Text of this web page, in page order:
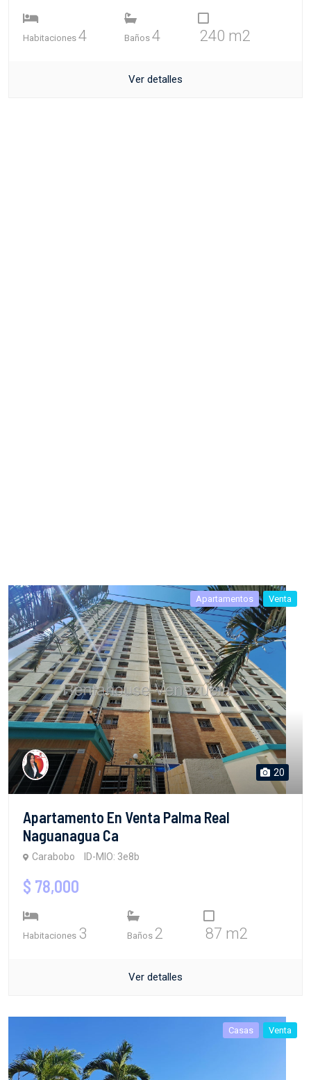
Habitaciones 4 Baños 4 240 m2
Ver detalles
Apartamentos Venta
20
Apartamento En Venta Palma Real
Naguanagua Ca
Carabobo ID-MIO: 3e8b
$ 78,000
Habitaciones 3 Baños 2 87 m2
Ver detalles
Casas Venta